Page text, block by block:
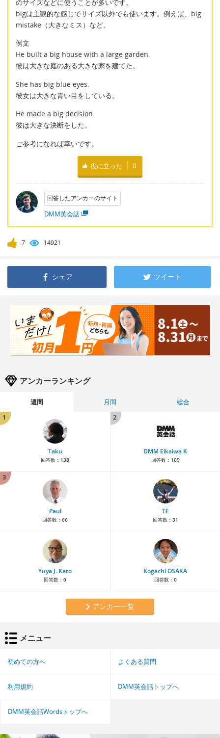
のサイズなどに使うことが多いです。
bigは主観的な感じでサイズ以外でも使います。例えば、big
mistake（大きなミス）など。
例文
He built a big house with a large garden.
彼は大きな庭のある大きな家を建てた。
She has big blue eyes.
彼女は大きな青い目をしている。
He made a big decision.
彼は大きな決断をした。
ご参考になれば幸いです。
役に立った 0
回答したアンカーのサイト
DMM英会話
7 14921
シェア ツイート
アンカーランキング
週間 月間
総合
1
Taku
回答数： 138
2
DMM Eikaiwa K
回答数： 109
3
Paul
回答数： 66
TE
回答数： 31
Yuya J. Kato
回答数： 0
Kogachi OSAKA
回答数： 0
アンカー一覧
メニュー
初めての方へ よくある質問
利用規約 DMM英会話トップへ
DMM英会話Wordsトップへ